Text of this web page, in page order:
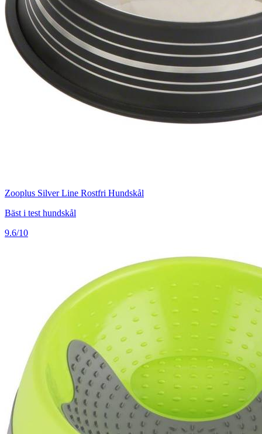
Zooplus Silver Line Rostfri Hundskål
Bäst i test hundskål
9.6/10